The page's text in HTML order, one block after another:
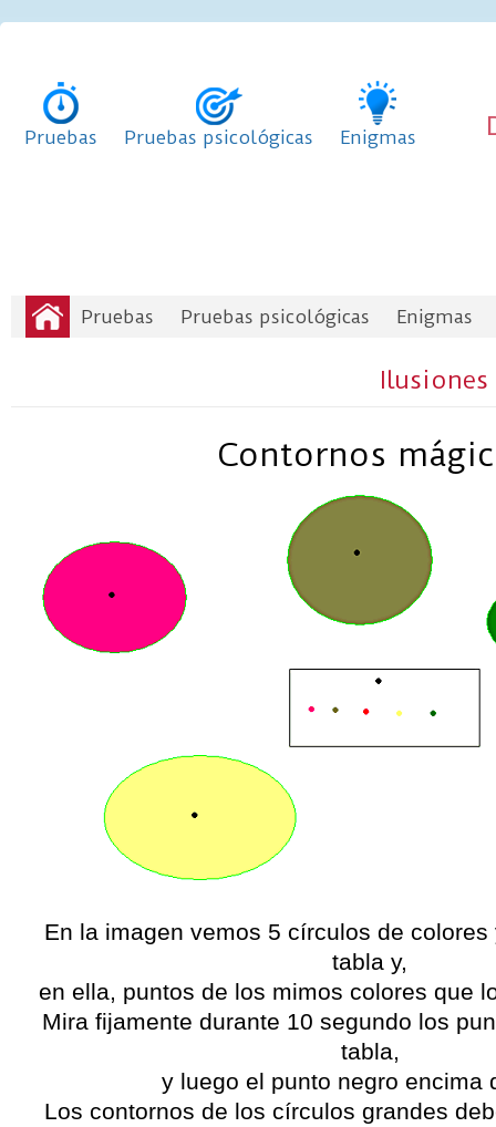
Pruebas Pruebas psicológicas Enigmas
Pruebas Pruebas psicológicas Enigmas
Contornos
En la imagen vemos 5 círculos de colores
tabla y,
en ella, puntos de los mimos colores que
Mira fijamente durante 10 segundo los
tabla,
y luego el punto negro encima
Los contornos de los círculos grandes